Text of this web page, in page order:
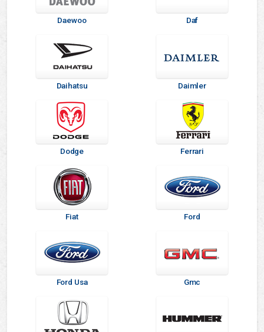
Daewoo Daf
Daihatsu Daimler
Dodge Ferrari
Fiat Ford
Ford Usa Gmc